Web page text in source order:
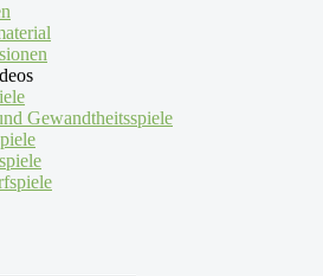
Gewandtheitsspiele